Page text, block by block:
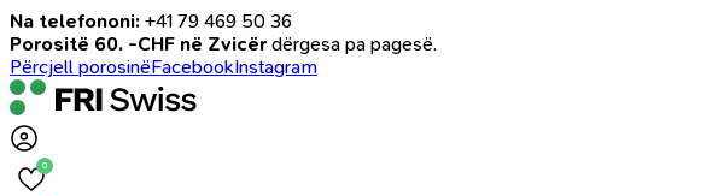
Na telefononi: +41 79 469 50 36
Porositë 60. -CHF në Zvicër dërgesa pa pagesë.
Përcjell porosinëFacebookInstagram
0